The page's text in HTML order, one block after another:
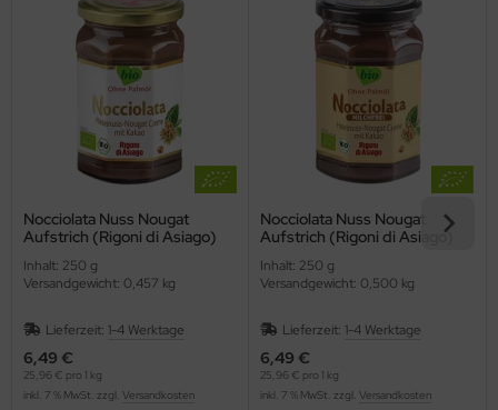
Nocciolata Nuss Nougat
Aufstrich (Rigoni di Asiago)
Inhalt: 250 g
Versandgewicht: 0,457 kg
Lieferzeit: 1-4 Werktage
6,49 €
25,96 € pro 1 kg
inkl. 7 % MwSt. zzgl. Versandkosten
Nocciolata Nuss Nougat
Aufstrich (Rigoni di Asiago)
Inhalt: 250 g
Versandgewicht: 0,500 kg
Lieferzeit: 1-4 Werktage
6,49 €
25,96 € pro 1 kg
inkl. 7 % MwSt. zzgl. Versandkosten